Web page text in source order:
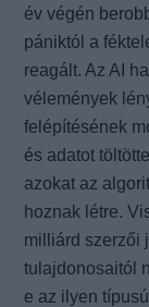
év végén
pániktól a
reagált. Az AI
vélemények
felépítésének
és adatot
azokat az
hoznak létre.
milliárd szerzői
tulajdonosaitól
e az ilyen